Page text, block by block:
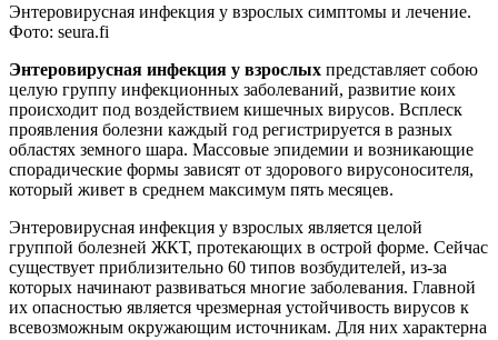
Энтеровирусная инфекция у взрослых симптомы и лечение.
Фото: seura.fi
Энтеровирусная инфекция у взрослых представляет собою
целую группу инфекционных заболеваний, развитие коих
происходит под воздействием кишечных вирусов. Всплеск
проявления болезни каждый год регистрируется в разных
областях земного шара. Массовые эпидемии и возникающие
спорадические формы зависят от здорового вирусоносителя,
который живет в среднем максимум пять месяцев.
Энтеровирусная инфекция у взрослых является целой
группой болезней ЖКТ, протекающих в острой форме. Сейчас
существует приблизительно 60 типов возбудителей, из-за
которых начинают развиваться многие заболевания. Главной
их опасностью является чрезмерная устойчивость вирусов к
всевозможным окружающим источникам. Для них характерна